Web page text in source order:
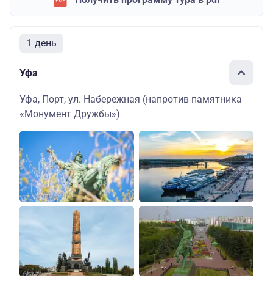
1 день
Уфа
Уфа, Порт, ул. Набережная (напротив памятника
«Монумент Дружбы»)